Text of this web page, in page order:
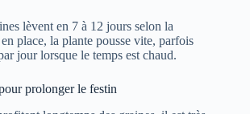
lèvent en 7 à 12 jours selon la
place, la plante pousse vite, parfois
jour lorsque le temps est chaud.
prolonger le festin